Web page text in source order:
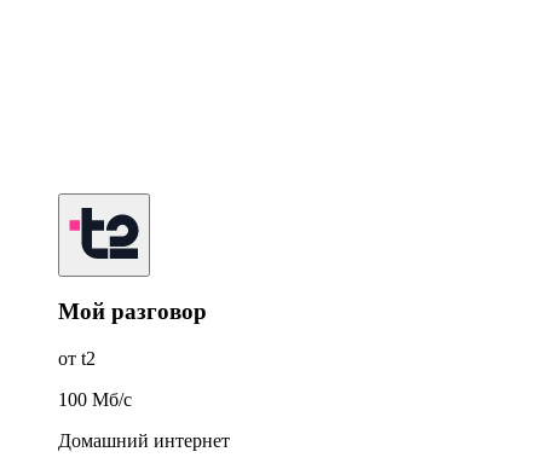
Мой разговор
от t2
100 Мб/c
Домашний интернет